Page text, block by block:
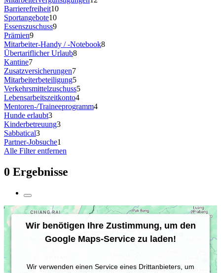
Barrierefreiheit10
Sportangebote10
Essenszuschuss9
Prämien9
Mitarbeiter-Handy / -Notebook8
Übertariflicher Urlaub8
Kantine7
Zusatzversicherungen7
Mitarbeiterbeteiligung5
Verkehrsmittelzuschuss5
Lebensarbeitszeitkonto4
Mentoren-/Traineeprogramm4
Hunde erlaubt3
Kinderbetreuung3
Sabbatical3
Partner-Jobsuche1
Alle Filter entfernen
0 Ergebnisse
Wir benötigen Ihre Zustimmung, um den
Google Maps-Service zu laden!
Wir verwenden einen Service eines Drittanbieters, um